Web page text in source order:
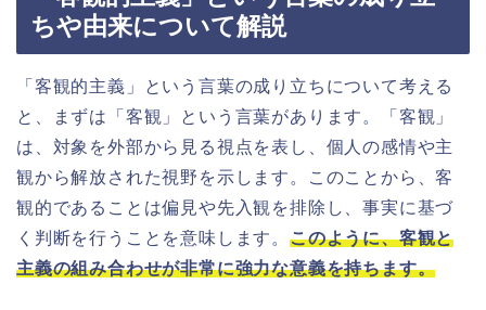
ちや由来について解説
「客観的主義」という言葉の成り立ちについて考える
と、まずは「客観」という言葉があります。「客観」
は、対象を外部から見る視点を表し、個人の感情や主
観から解放された視野を示します。このことから、客
観的であることは偏見や先入観を排除し、事実に基づ
く判断を行うことを意味します。 このように、客観と
主義の組み合わせが非常に強力な意義を持ちます。